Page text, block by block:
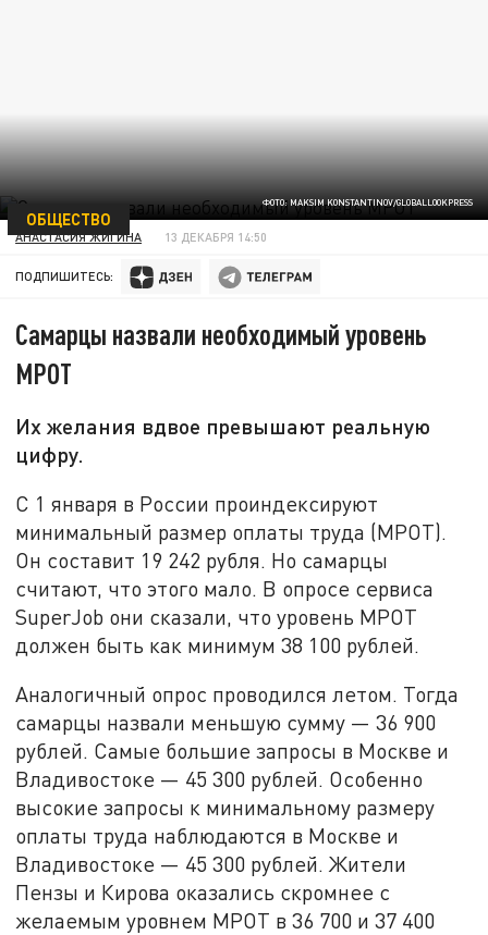
ФОТО: MAKSIM KONSTANTINOV/GLOBALLOOKPRESS
ОБЩЕСТВО
АНАСТАСИЯ ЖИГИНА 13 ДЕКАБРЯ 14:50
ПОДПИШИТЕСЬ:
Самарцы назвали необходимый уровень
МРОТ
Их желания вдвое превышают реальную
цифру.
С 1 января в России проиндексируют
минимальный размер оплаты труда (МРОТ).
Он составит 19 242 рубля. Но самарцы
считают, что этого мало. В опросе сервиса
SuperJob они сказали, что уровень МРОТ
должен быть как минимум 38 100 рублей.
Аналогичный опрос проводился летом. Тогда
самарцы назвали меньшую сумму — 36 900
рублей. Самые большие запросы в Москве и
Владивостоке — 45 300 рублей. Особенно
высокие запросы к минимальному размеру
оплаты труда наблюдаются в Москве и
Владивостоке — 45 300 рублей. Жители
Пензы и Кирова оказались скромнее с
желаемым уровнем МРОТ в 36 700 и 37 400